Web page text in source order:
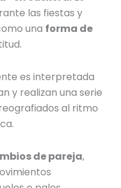
las fiestas y
una forma de
es interpretada
y realizan una serie
al ritmo
de pareja,